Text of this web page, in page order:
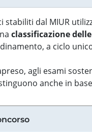
stabiliti dal MIUR
classificazione
a ciclo
agli esami
anche in